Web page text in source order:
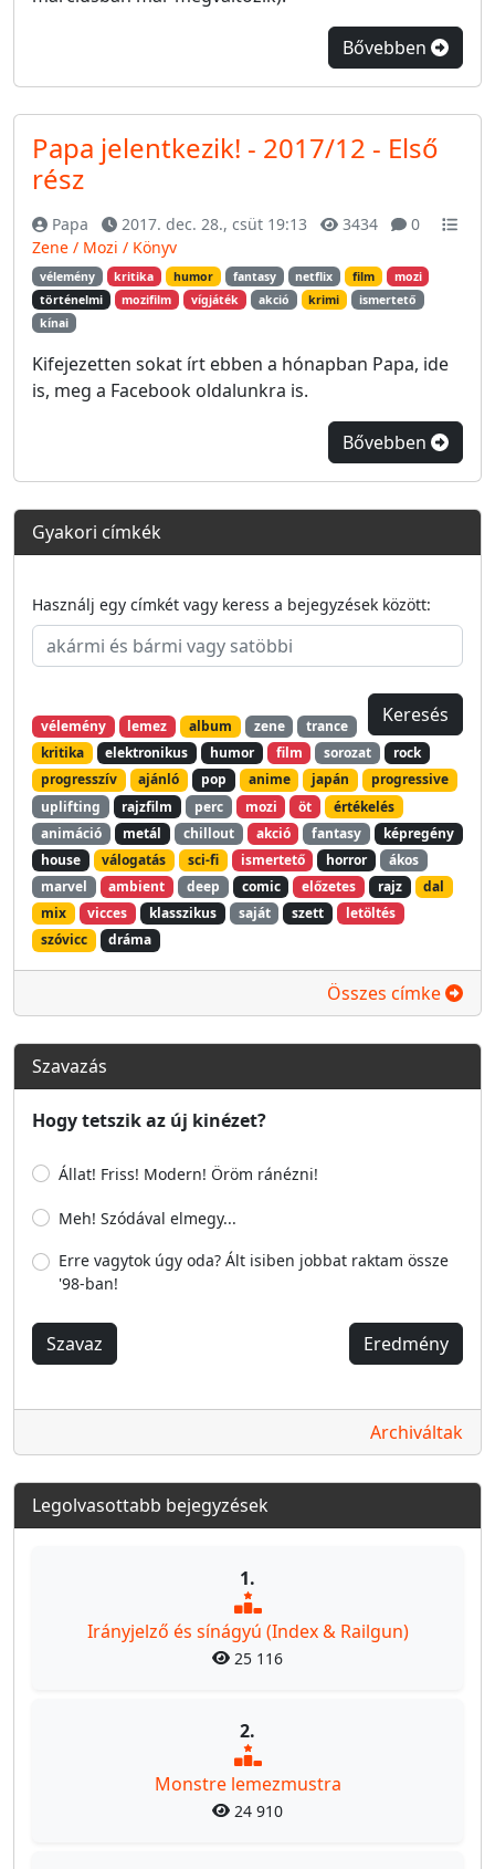
Bővebben
Papa jelentkezik! - 2017/12 - Első
rész
Papa 2017. dec. 28., csüt 19:13 3434
0
Zene / Mozi / Könyv
vélemény kritika humor fantasy netflix film
mozi
történelmi
mozifilm vígjáték akció krimi
ismertető
kínai
Kifejezetten sokat írt ebben a hónapban Papa, ide
is, meg a Facebook oldalunkra is.
Bővebben
Gyakori címkék
Használj egy címkét vagy keress a bejegyzések között:
vélemény lemez album zene
trance
kritika
elektronikus humor film sorozat
rock
progresszív
ajánló pop anime japán
progressive
uplifting
rajzfilm perc mozi öt
értékelés
animáció
metál chillout akció fantasy
képregény
house
válogatás sci-fi ismertető horror
ákos
marvel
ambient deep comic előzetes rajz
dal
mix
vicces klasszikus saját szett
letöltés
szóvicc
dráma
Összes címke
Szavazás
Hogy tetszik az új kinézet?
Állat! Friss! Modern! Öröm ránézni!
Meh! Szódával elmegy...
Erre vagytok úgy oda? Ált isiben jobbat raktam össze
'98-ban!
Szavaz Eredmény
Archiváltak
Legolvasottabb bejegyzések
1.
Irányjelző és sínágyú (Index & Railgun)
25 116
2.
Monstre lemezmustra
24 910